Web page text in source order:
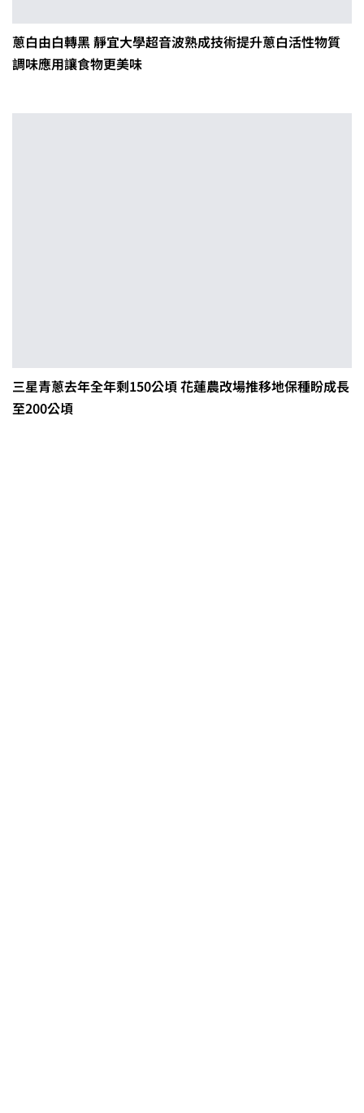
蔥白由白轉黑 靜宜大學超音波熟成技術提升蔥白活性物質
調味應用讓食物更美味
三星青蔥去年全年剩150公頃 花蓮農改場推移地保種盼成長
至200公頃